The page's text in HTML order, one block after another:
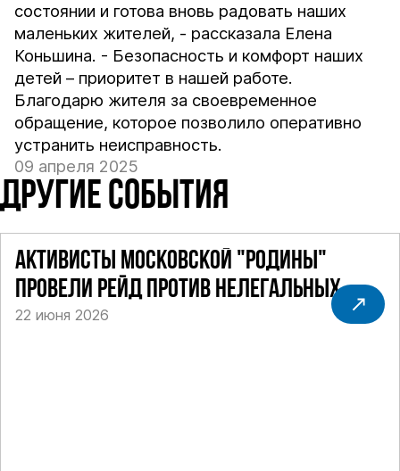
состоянии и готова вновь радовать наших
маленьких жителей, - рассказала Елена
Коньшина. - Безопасность и комфорт наших
детей – приоритет в нашей работе.
Благодарю жителя за своевременное
обращение, которое позволило оперативно
устранить неисправность.
09 апреля 2025
ДРУГИЕ СОБЫТИЯ
АКТИВИСТЫ МОСКОВСКОЙ "РОДИНЫ"
ПРОВЕЛИ РЕЙД ПРОТИВ НЕЛЕГАЛЬНЫХ
ТАКСИ
22 июня 2026